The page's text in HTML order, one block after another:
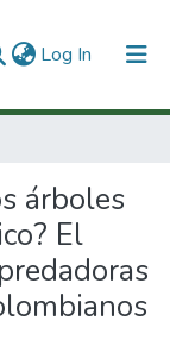
Log In (current)
árboles
El